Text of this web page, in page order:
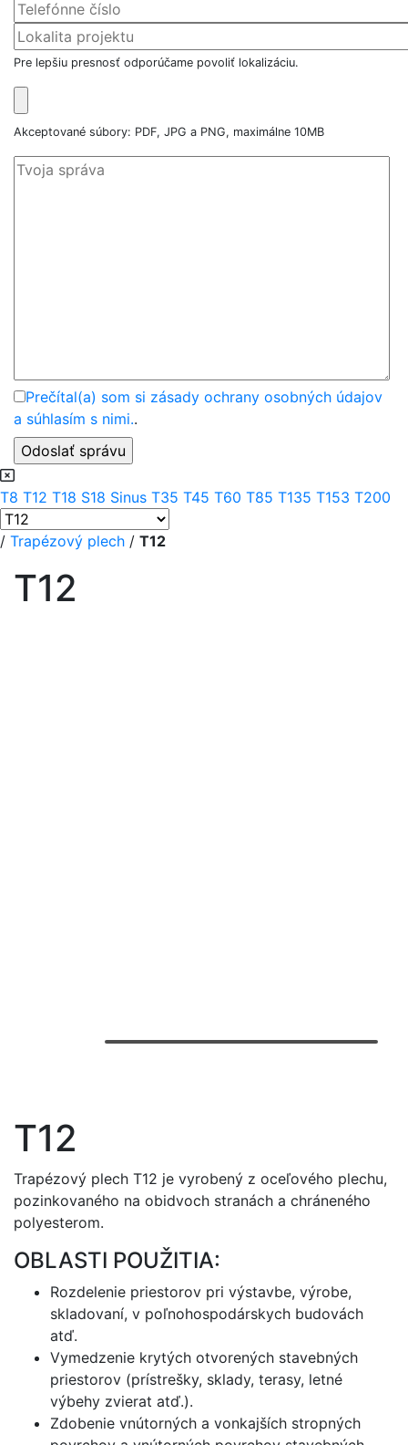
Pre lepšiu presnosť odporúčame povoliť lokalizáciu.
Akceptované súbory: PDF, JPG a PNG, maximálne 10MB
Prečítal(a) som si zásady ochrany osobných údajov
a súhlasím s nimi..
T8 T12 T18 S18 Sinus T35 T45 T60 T85 T135 T153 T200
/ Trapézový plech / T12
T12
T12
Trapézový plech T12 je vyrobený z oceľového plechu,
pozinkovaného na obidvoch stranách a chráneného
polyesterom.
OBLASTI POUŽITIA:
Rozdelenie priestorov pri výstavbe, výrobe,
skladovaní, v poľnohospodárskych budovách
atď.
Vymedzenie krytých otvorených stavebných
priestorov (prístrešky, sklady, terasy, letné
výbehy zvierat atď.).
Zdobenie vnútorných a vonkajších stropných